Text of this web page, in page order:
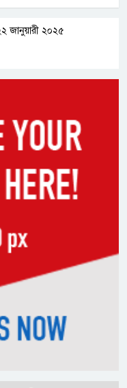
জানুয়ারী ২০২৫